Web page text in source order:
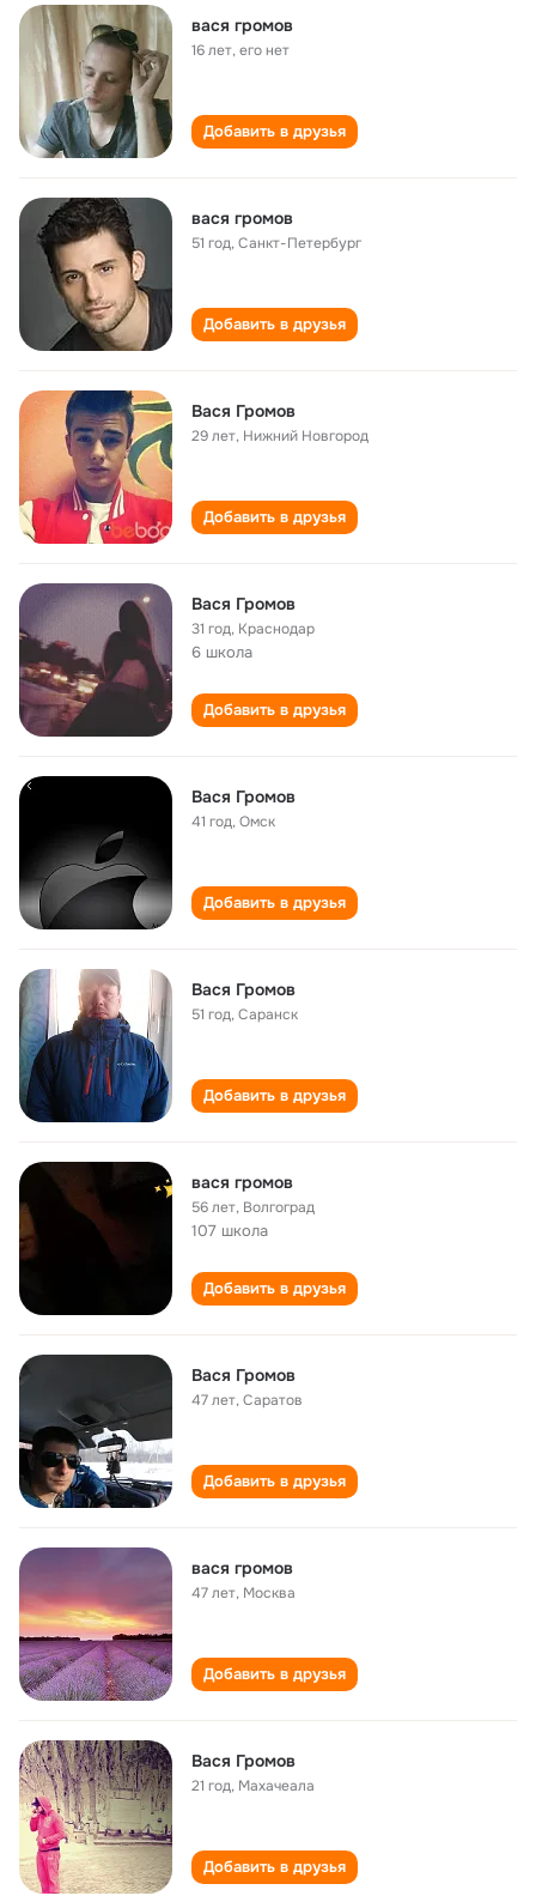
вася громов
16 лет,его нет
Добавить в друзья
вася громов
51 год,Санкт-Петербург
Добавить в друзья
Вася Громов
29 лет, Нижний Новгород
Добавить в друзья
Вася Громов
31 год, Краснодар
6 школа
Добавить в друзья
Вася Громов
41 год,Омск
Добавить в друзья
Вася Громов
51 год,Саранск
Добавить в друзья
вася громов
56 лет, Волгоград
107 школа
Добавить в друзья
Вася Громов
47 лет,Саратов
Добавить в друзья
вася громов
47 лет, Москва
Добавить в друзья
Вася Громов
21 год, Махачеала
Добавить в друзья